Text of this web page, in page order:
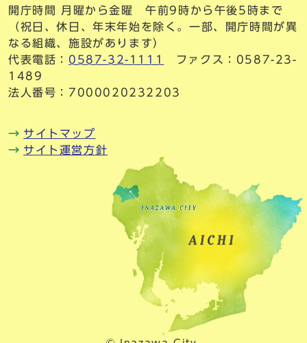
開庁時間 月曜から金曜 午前9時から午後5時まで
（祝日、休日、年末年始を除く。一部、開庁時間が異
なる組織、施設があります）
代表電話： 0587-32-1111
ファクス：0587-23-
1489
法人番号：7000020232203
サイトマップ
サイト運営方針